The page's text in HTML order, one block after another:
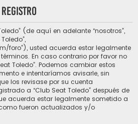
(de aquí en adelante “nosotros”,
foro”), usted acuerda estar legalmente
En caso contrario por favor no
Toledo”. Podemos cambiar estos
e intentaríamos avisarle, sin
los revisase por su cuenta
a “Club Seat Toledo” después de
acuerda estar legalmente sometido a
fueron actualizados y/o